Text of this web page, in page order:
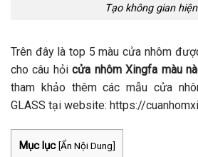
Tạo không gian
Trên đây là top 5 màu cửa nhôm
cho câu hỏicửa nhôm Xingfa màu
tham khảo thêm các mẫu cửa
GLASS tại website: https://
Mục lục [Ẩn Nội Dung]